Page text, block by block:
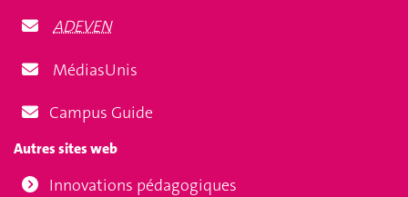
ADEVEN
MédiasUnis
Campus Guide
Autres sites web
Innovations pédagogiques